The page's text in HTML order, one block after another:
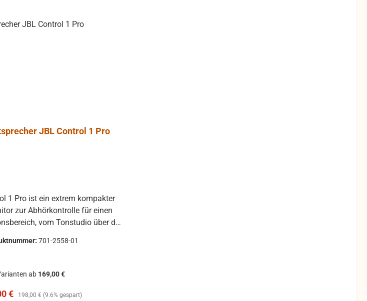
JBL Control 1 Pro
zur Abhörkontrolle für einen
vom Tonstudio über die
ist die JBL Control 1 Pro
bei der JBL Control 1 mit einer
701-2558-01
ab 169,00 €
€ Regulärer Preis:
198,00 € (9.6% gespart)